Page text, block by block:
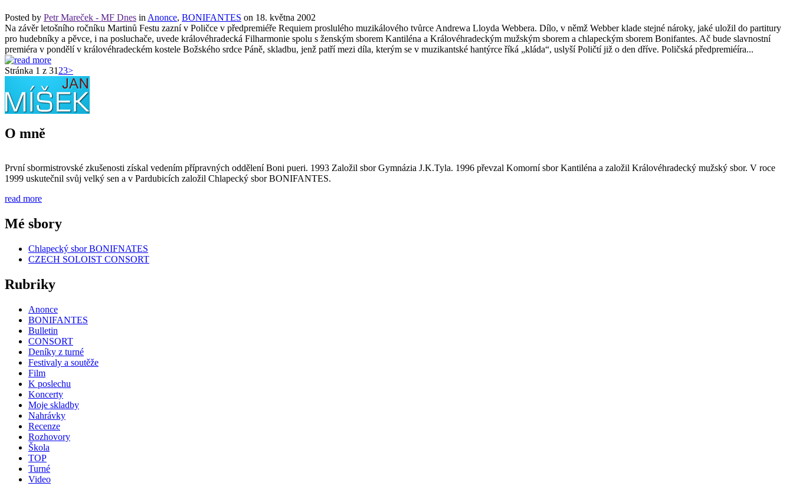
Posted by Petr Mareček - MF Dnes in Anonce, BONIFANTES on 18. května 2002
Na závěr letošního ročníku Martinů Festu zazní v Poličce v předpremiéře Requiem proslulého muzikálového tvůrce Andrewa Lloyda Webbera. Dílo, v němž Webber klade stejné nároky, jaké uložil do partitury
pro hudebníky a pěvce, i na posluchače, uvede královéhradecká Filharmonie spolu s ženským sborem Kantiléna a Královéhradeckým mužským sborem a chlapeckým sborem Bonifantes. Ač bude slavnostní
premiéra v pondělí v královéhradeckém kostele Božského srdce Páně, skladbu, jenž patří mezi díla, kterým se v muzikantské hantýrce říká „kláda“, uslyší Poličtí již o den dříve. Poličská předpremiéíra...
Stránka 1 z 31 23>
O mně
První sbormistrovské zkušenosti získal vedením přípravných oddělení Boni pueri. 1993 Založil sbor Gymnázia J.K.Tyla. 1996 převzal Komorní sbor Kantiléna a založil Královéhradecký mužský sbor. V roce
1999 uskutečnil svůj velký sen a v Pardubicích založil Chlapecký sbor BONIFANTES.
read more
Mé sbory
Chlapecký sbor BONIFNATES
CZECH SOLOIST CONSORT
Rubriky
Anonce
BONIFANTES
Bulletin
CONSORT
Deníky z turné
Festivaly a soutěže
Film
K poslechu
Koncerty
Moje skladby
Nahrávky
Recenze
Rozhovory
Škola
TOP
Turné
Video